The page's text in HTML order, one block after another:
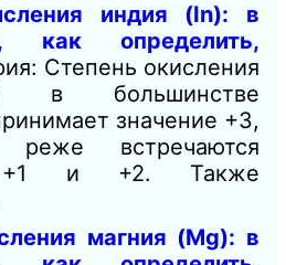
индия (In): в
как определить,
Степень окисления
в большинстве
значение +3,
реже встречаются
+1 и +2. Также
магния (Mg): в